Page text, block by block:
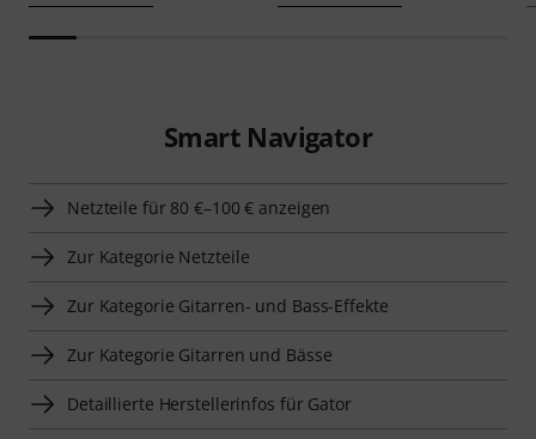
Smart Navigator
Netzteile für 80 €–100 € anzeigen
Zur Kategorie Netzteile
Zur Kategorie Gitarren- und Bass-Effekte
Zur Kategorie Gitarren und Bässe
Detaillierte Herstellerinfos für Gator